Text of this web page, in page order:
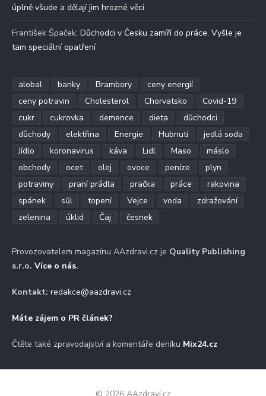
úplně všude a dělají jim hrozné věci
František Špaček: Důchodci v Česku zamíří do práce. Vyšle je
tam speciální opatření
alobal banky Brambory
ceny energií
ceny potravin
Cholesterol Chorvatsko
Covid-19
cukr
cukrovka demence dieta
důchodci
důchody
elektřina Energie Hubnutí
jedlá soda
Jídlo
koronavirus káva Lidl Maso
máslo
obchody
ocet olej ovoce peníze
plyn
potraviny
praní prádla pračka práce
rakovina
spánek
sůl topení Vejce voda
zdražování
zelenina
úklid Čaj česnek
Provozovatelem magazínu AAzdravi.cz je Quality Publishing
s.r.o. Více o nás.
Kontakt: redakce@aazdravi.cz
Máte zájem o PR článek?
Čtěte také zpravodajství a komentáře deníku Mix24.cz